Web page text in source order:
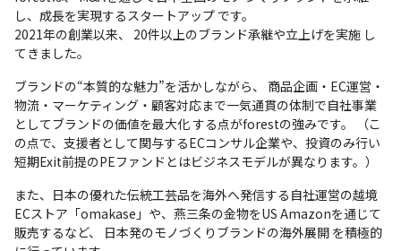
し、成長を実現するスタートアップ です。
2021年の創業以来、 20件以上のブランド承継や立上げを実施 し
てきました。
ブランドの“本質的な魅力”を活かしながら、 商品企画・EC運営・
物流・マーケティング・顧客対応まで一気通貫の体制で自社事業
としてブランドの価値を最大化 する点がforestの強みです。 （こ
の点で、支援者として関与するECコンサル企業や、投資のみ行い
短期Exit前提のPEファンドとはビジネスモデルが異なります。）
また、日本の優れた伝統工芸品を海外へ発信する自社運営の越境
ECストア「omakase」や、燕三条の金物をUS Amazonを通じて
販売するなど、 日本発のモノづくりブランドの海外展開 を積極的